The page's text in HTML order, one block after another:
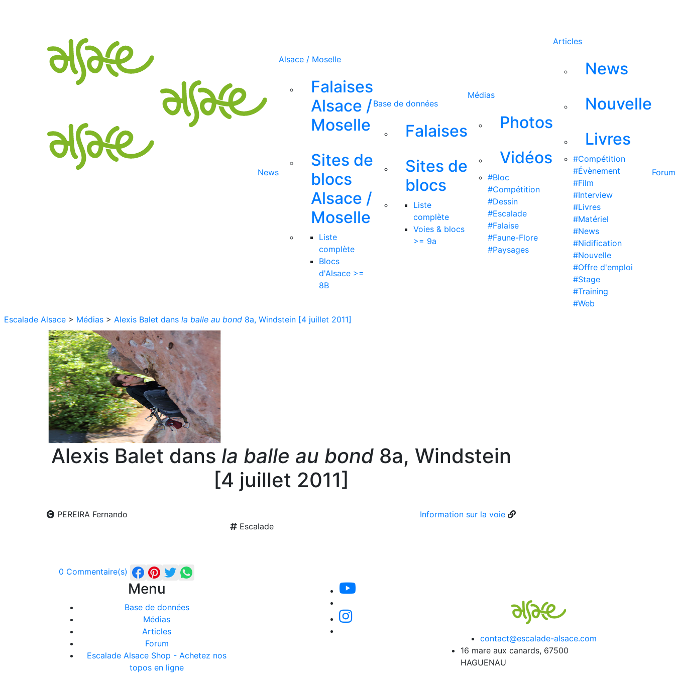
News
Alsace / Moselle
Falaises
Alsace /
Moselle
Sites de
blocs
Alsace /
Moselle
Liste
complète
Blocs
d'Alsace >=
8B
Base de données
Falaises
Sites de
blocs
Liste
complète
Voies & blocs
>= 9a
Médias
Photos
Vidéos
#Bloc
#Compétition
#Dessin
#Escalade
#Falaise
#Faune-Flore
#Paysages
Articles
News
Nouvelle
Livres
#Compétition
#Évènement
#Film
#Interview
#Livres
#Matériel
#News
#Nidification
#Nouvelle
#Offre d'emploi
#Stage
#Training
#Web
Forum
Escalade Alsace > Médias > Alexis Balet dans la balle au bond 8a, Windstein [4 juillet 2011]
Alexis Balet dans la balle au bond8a, Windstein
[4 juillet 2011]
PEREIRA Fernando
Information sur la voie
Escalade
0 Commentaire(s)
Menu
Base de données
Médias
Articles
Forum
Escalade Alsace Shop - Achetez nos
topos en ligne
contact@escalade-alsace.com
16 mare aux canards, 67500
HAGUENAU